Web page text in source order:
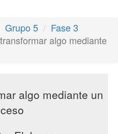
Grupo 5
Fase 3
algo mediante
algo mediante un